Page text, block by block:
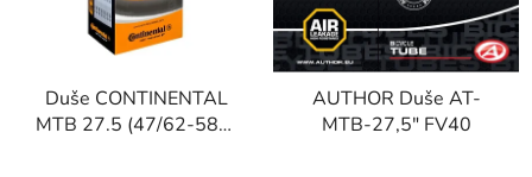
Duše CONTINENTAL
MTB 27.5 (47/62-584)
AUTHOR Duše AT-
MTB-27,5" FV40